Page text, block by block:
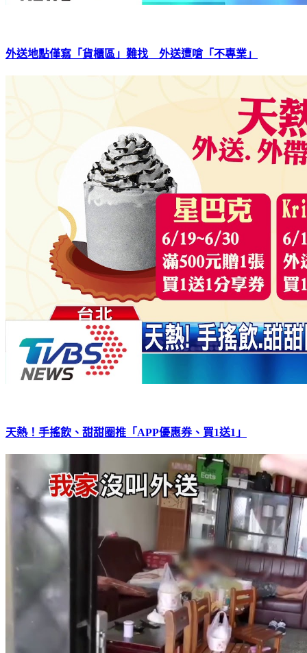
外送地點僅寫「貨櫃區」難找 外送遭嗆「不專業」
天熱！手搖飲、甜甜圈推「APP優惠券、買1送1」